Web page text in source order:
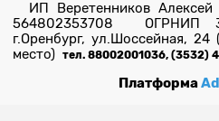
ИП Веретенников
564802353708 ОГРНИП
г.Оренбург, ул.Шоссейная,
место) тел. 88002001036, (3532)
Платформа